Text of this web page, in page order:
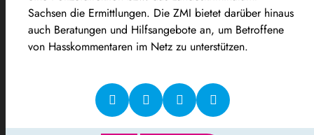
Sachsen die Ermittlungen. Die ZMI bietet darüber hinaus
auch Beratungen und Hilfsangebote an, um Betroffene
von Hasskommentaren im Netz zu unterstützen.